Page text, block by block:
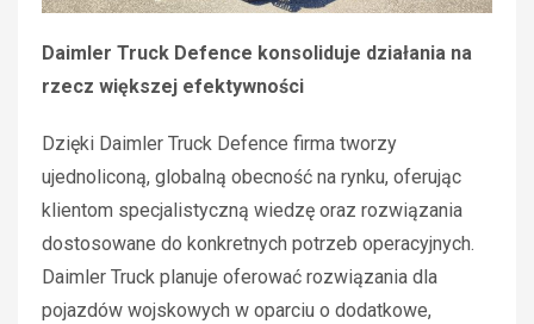
Daimler Truck Defence konsoliduje działania na
rzecz większej efektywności
Dzięki Daimler Truck Defence firma tworzy
ujednoliconą, globalną obecność na rynku, oferując
klientom specjalistyczną wiedzę oraz rozwiązania
dostosowane do konkretnych potrzeb operacyjnych.
Daimler Truck planuje oferować rozwiązania dla
pojazdów wojskowych w oparciu o dodatkowe,